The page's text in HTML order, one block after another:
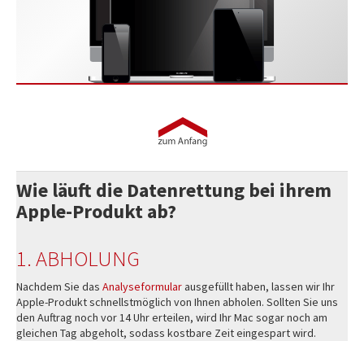
Wie läuft die Datenrettung bei ihrem
Apple-Produkt ab?
1. ABHOLUNG
Nachdem Sie das Analyseformular ausgefüllt haben, lassen wir Ihr
Apple-Produkt schnellstmöglich von Ihnen abholen. Sollten Sie uns
den Auftrag noch vor 14 Uhr erteilen, wird Ihr Mac sogar noch am
gleichen Tag abgeholt, sodass kostbare Zeit eingespart wird.